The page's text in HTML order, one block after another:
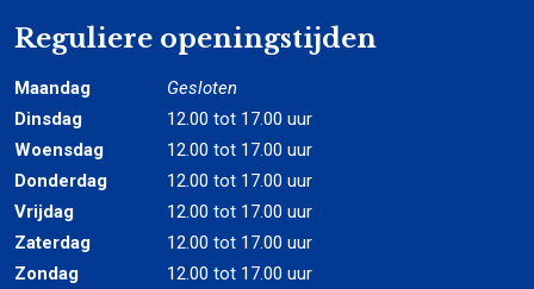
Reguliere openingstijden
Maandag
Gesloten
Dinsdag
12.00 tot 17.00 uur
Woensdag
12.00 tot 17.00 uur
Donderdag
12.00 tot 17.00 uur
Vrijdag
12.00 tot 17.00 uur
Zaterdag
12.00 tot 17.00 uur
Zondag
12.00 tot 17.00 uur